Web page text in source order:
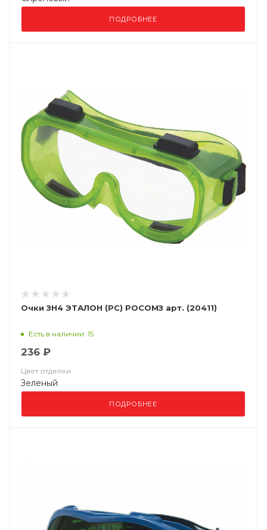
ПОДРОБНЕЕ
Очки ЗН4 ЭТАЛОН (РС) РОСОМЗ арт. (20411)
Есть в наличии: 15
236 ₽
Цвет отделки
Зеленый
ПОДРОБНЕЕ